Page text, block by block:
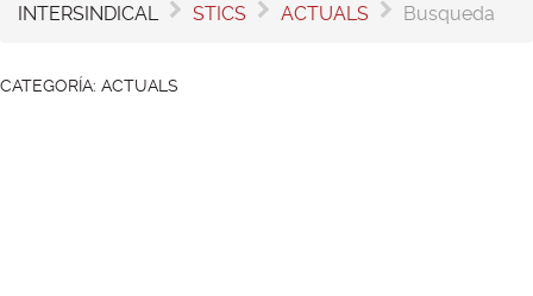
INTERSINDICAL
STICS ACTUALS Busqueda
CATEGORÍA: ACTUALS